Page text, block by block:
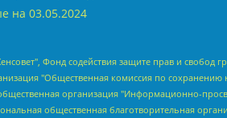
на 03.05.2024
Автономная некоммерческая организация "Центр по работе с проблемой насилия "НАСИЛИЮ.НЕТ", Межрегиональный профессиональный союз работников здравоохранения "Альянс врачей", Юридическое лицо, зарегистрированное в Латвийской Республике, SIA "Medusa Project" (регистрационный номер 40103797863, дата регистрации 10.06.2014), Некоммерческая организация "Фонд по борьбе с коррупцией", Автономная некоммерческая организация "Институт права и публичной политики", Баданин Роман Сергеевич, Гликин Максим Александрович, Железнова Мария Михайловна, Лукьянова Юлия Сергеевна, Маетная Елизавета Витальевна, Маняхин Петр Борисович, Чуракова Ольга Владимировна, Ярош Юлия Петровна, Юридическое лицо "The Insider SIA", зарегистрированное в Риге, Латвийская Республика (дата регистрации 26.06.2015), являющееся администратором доменного имени интернет-издания "The Insider SIA", https://theins.ru, Постернак Алексей Евгеньевич, Рубин Михаил Аркадьевич, Анин Роман Александрович, Юридическое лицо Istories fonds, зарегистрированное в Латвийской Республике (регистрационный номер 50008295751, дата регистрации 24.02.2020), Великовский Дмитрий Александрович, Долинина Ирина Николаевна, Мароховская Алеся Алексеевна, Шлейнов Роман Юрьевич, Шмагун Олеся Валентиновна, Общество с ограниченной ответственностью "Альтаир 2021", Общество с ограниченной ответственностью "Вега 2021", Общество с ограниченной ответственностью "Главный редактор 2021", Общество с ограниченной ответственностью "Ромашки монолит", Важенков Артем Валерьевич, Ивановская областная общественная организация "Центр гендерных исследований", Гурман Юрий Альбертович, Медиапроект "ОВД-Инфо", Егоров Владимир Владимирович, Жилинский Владимир Александрович, Общество с ограниченной ответственностью "ЗП", Иванова София Юрьевна, Карезина Инна Павловна, Кильтау Екатерина Викторовна, Петров Алексей Викторович, Пискунов Сергей Евгеньевич, Смирнов Сергей Сергеевич, Тихонов Михаил Сергеевич, Общество с ограниченной ответственностью "ЖУРНАЛИСТ-ИНОСТРАННЫЙ АГЕНТ", Арапова Галина Юрьевна,